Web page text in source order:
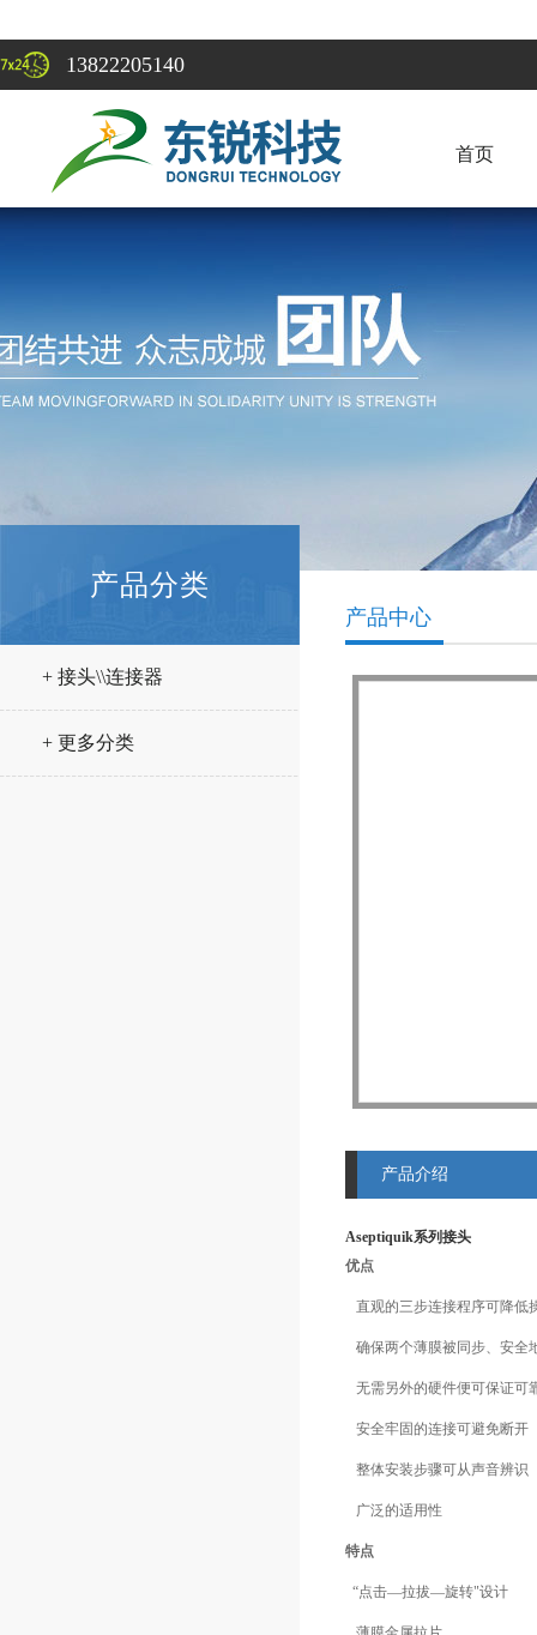
13822205140
首页
产品分类
+ 接头\\连接器
+ 更多分类
产品中心
产品介绍
Aseptiquik系列接头
优点
直观的三步连接程序可降低
确保两个薄膜被同步、安全
无需另外的硬件便可保证可
安全牢固的连接可避免断开
整体安装步骤可从声音辨识
广泛的适用性
特点
“点击—拉拔—旋转"设计